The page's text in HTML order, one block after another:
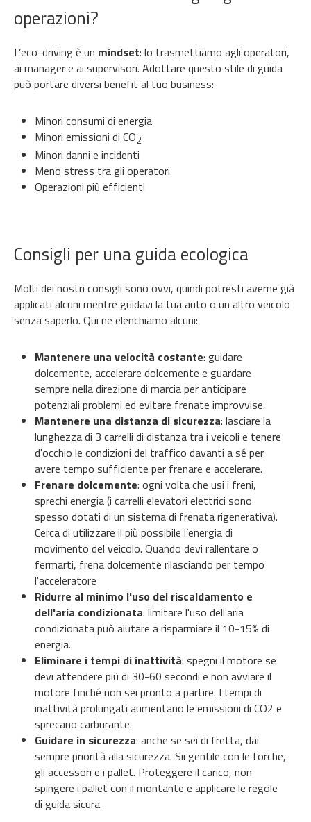
operazioni?
L’eco-driving è un mindset: lo trasmettiamo agli operatori,
ai manager e ai supervisori. Adottare questo stile di guida
può portare diversi benefit al tuo business:
Minori consumi di energia
Minori emissioni di CO2
Minori danni e incidenti
Meno stress tra gli operatori
Operazioni più efficienti
Consigli per una guida ecologica
Molti dei nostri consigli sono ovvi, quindi potresti averne già
applicati alcuni mentre guidavi la tua auto o un altro veicolo
senza saperlo. Qui ne elenchiamo alcuni:
Mantenere una velocità costante: guidare
dolcemente, accelerare dolcemente e guardare
sempre nella direzione di marcia per anticipare
potenziali problemi ed evitare frenate improvvise.
Mantenere una distanza di sicurezza: lasciare la
lunghezza di 3 carrelli di distanza tra i veicoli e tenere
d'occhio le condizioni del traffico davanti a sé per
avere tempo sufficiente per frenare e accelerare.
Frenare dolcemente: ogni volta che usi i freni,
sprechi energia (i carrelli elevatori elettrici sono
spesso dotati di un sistema di frenata rigenerativa).
Cerca di utilizzare il più possibile l’energia di
movimento del veicolo. Quando devi rallentare o
fermarti, frena dolcemente rilasciando per tempo
l'acceleratore
Ridurre al minimo l'uso del riscaldamento e
dell'aria condizionata: limitare l'uso dell'aria
condizionata può aiutare a risparmiare il 10-15% di
energia.
Eliminare i tempi di inattività: spegni il motore se
devi attendere più di 30-60 secondi e non avviare il
motore finché non sei pronto a partire. I tempi di
inattività prolungati aumentano le emissioni di CO2 e
sprecano carburante.
Guidare in sicurezza: anche se sei di fretta, dai
sempre priorità alla sicurezza. Sii gentile con le forche,
gli accessori e i pallet. Proteggere il carico, non
spingere i pallet con il montante e applicare le regole
di guida sicura.